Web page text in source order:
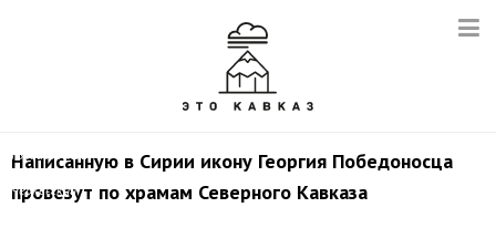
Написанную в Сирии икону Георгия Победоносца
провезут по храмам Северного Кавказа
Пятигорский
и
Черкесский
Феофилакт.